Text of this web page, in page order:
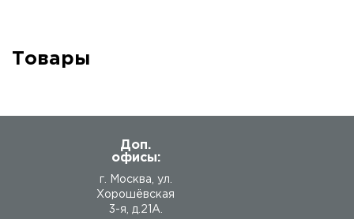
Товары
Доп.
офисы:
г. Москва, ул.
Хорошёвская
3-я, д.21А.